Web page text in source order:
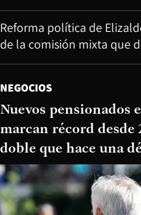
Reforma política de
de la comisión mixta que
NEGOCIOS
Nuevos pensionados
marcan récord desde
doble que hace una